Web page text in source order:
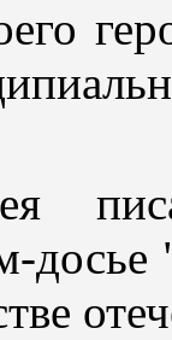
досье